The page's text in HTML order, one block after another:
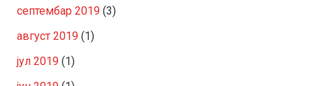
септембар 2019 (3)
август 2019 (1)
јул 2019 (1)